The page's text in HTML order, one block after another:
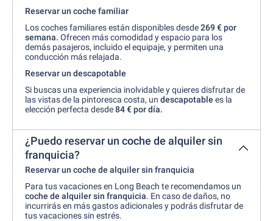
Reservar un coche familiar
Los coches familiares están disponibles desde269 € por
semana. Ofrecen más comodidad y espacio para los
demás pasajeros, incluido el equipaje, y permiten una
conducción más relajada.
Reservar un descapotable
Si buscas una experiencia inolvidable y quieres disfrutar de
las vistas de la pintoresca costa, un descapotable es la
elección perfecta desde84 €por día.
¿Puedo reservar un coche de alquiler sin
franquicia?
Reservar un coche de alquiler sin franquicia
Para tus vacaciones en Long Beach te recomendamos un
coche de alquiler sin franquicia. En caso de daños, no
incurrirás en más gastos adicionales y podrás disfrutar de
tus vacaciones sin estrés.